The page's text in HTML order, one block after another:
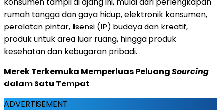
rumah tangga dan gaya hidup, elektronik konsumen,
peralatan pintar, lisensi (IP) budaya dan kreatif,
produk untuk area luar ruang, hingga produk
kesehatan dan kebugaran pribadi.
Merek Terkemuka Memperluas PeluangSourcing
dalam Satu Tempat
ADVERTISEMENT